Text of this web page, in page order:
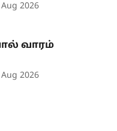
2026
வாரம்
2026